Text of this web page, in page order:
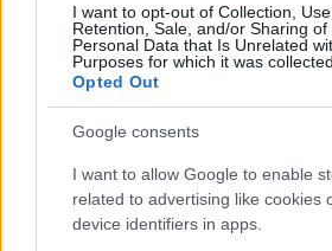
I want to opt-out of Collection, Use,
Retention, Sale, and/or Sharing of
Personal Data that Is Unrelated
Purposes for which it was collected.
Opted Out
Google consents
I want to allow Google to enable
related to advertising like cookies
device identifiers in apps.
Νέες διατάξεις
εργασίας
Τι ισχύει με